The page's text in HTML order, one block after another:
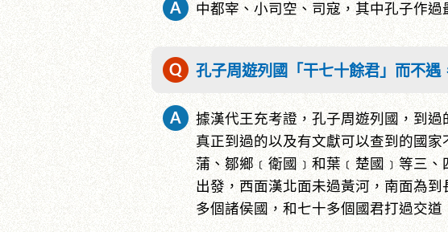
中都宰、小司空、司寇，其中孔子作
孔子周遊列國「干七十餘君」而不遇
據漢代王充考證，孔子周遊列國，到
真正到過的以及有文獻可以查到的國
蒲、鄒鄉﹝衛國﹞和葉﹝楚國﹞等三
出發，西面漢北面未過黃河，南面為
多個諸侯國，和七十多個國君打過交道